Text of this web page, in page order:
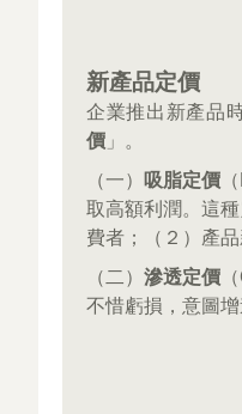
新產品定價
企業推出新產品
價 」。
（一）
吸脂定價
取高額利潤。這
費者；（２）產
（二）滲透定價
不惜虧損，意圖